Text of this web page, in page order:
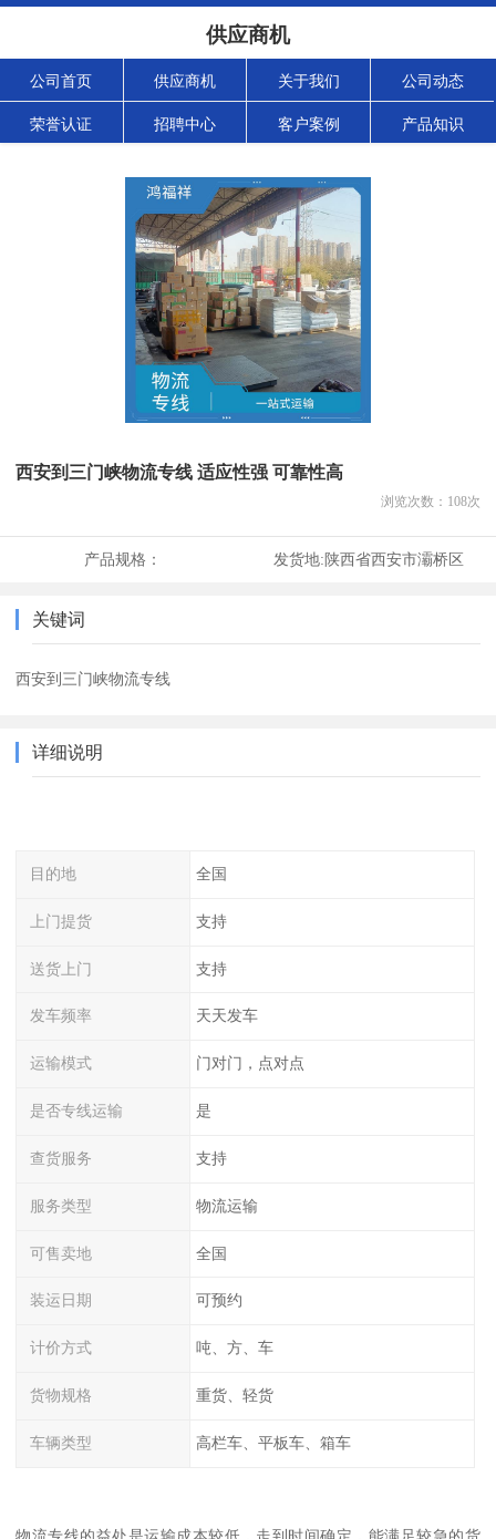
供应商机
公司首页 供应商机 关于我们 公司动态
荣誉认证 招聘中心 客户案例 产品知识
西安到三门峡物流专线 适应性强 可靠性高
浏览次数： 108次
产品规格： 发货地:陕西省西安市灞桥区
关键词
西安到三门峡物流专线
详细说明
目的地 全国
上门提货 支持
送货上门 支持
发车频率 天天发车
运输模式 门对门，点对点
是否专线运输 是
查货服务 支持
服务类型 物流运输
可售卖地 全国
装运日期 可预约
计价方式 吨、方、车
货物规格 重货、轻货
车辆类型 高栏车、平板车、箱车